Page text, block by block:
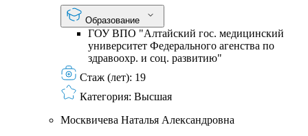
Образование
ГОУ ВПО "Алтайский гос. медицинский
университет Федерального агенства по
здравоохр. и соц. развитию"
Стаж (лет): 19
Категория: Высшая
Москвичева Наталья Александровна